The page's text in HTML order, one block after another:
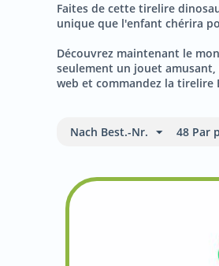
Faites de cette tirelire
unique que l'enfant chérira
Découvrez maintenant le
seulement un jouet
web et commandez la tirelire
Nach Best.-Nr. 48 Par